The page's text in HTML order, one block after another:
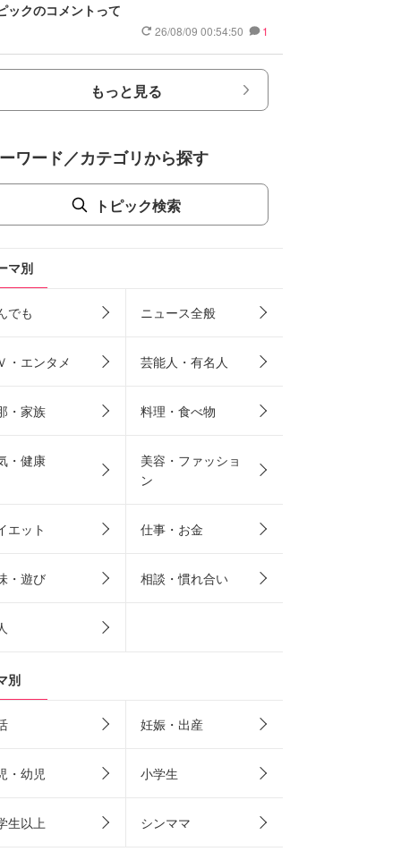
ックのコメントって
26/08/09 00:54:50 1
もっと見る
ワード／カテゴリから探す
トピック検索
マ別
でも ニュース全般
・エンタメ 芸能人・有名人
・家族 料理・食べ物
・健康
美容・ファッショ
ン
エット 仕事・お金
・遊び 相談・慣れ合い
別
妊娠・出産
・幼児 小学生
生以上 シンママ